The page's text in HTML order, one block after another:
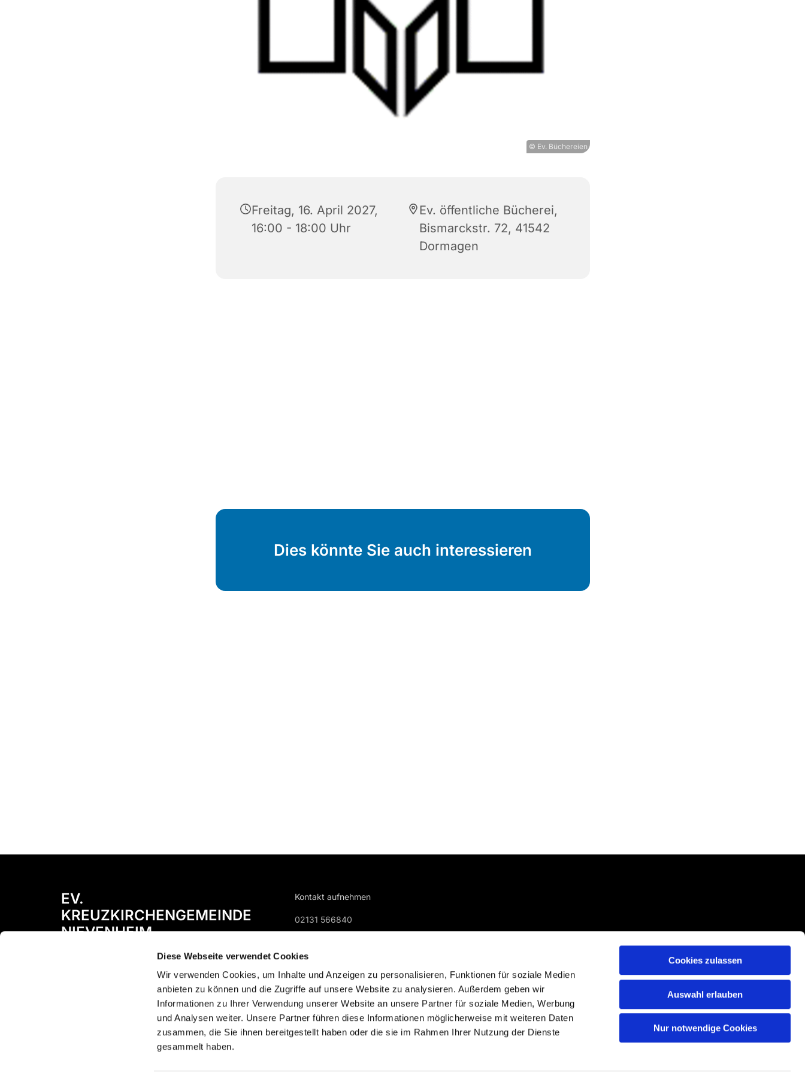
Diese Webseite verwendet Cookies
Wir verwenden Cookies, um Inhalte und Anzeigen zu personalisieren, Funktionen für soziale Medien
anbieten zu können und die Zugriffe auf unsere Website zu analysieren. Außerdem geben wir
Informationen zu Ihrer Verwendung unserer Website an unsere Partner für soziale Medien, Werbung
und Analysen weiter. Unsere Partner führen diese Informationen möglicherweise mit weiteren Daten
zusammen, die Sie ihnen bereitgestellt haben oder die sie im Rahmen Ihrer Nutzung der Dienste
gesammelt haben.
Cookies zulassen
Auswahl erlauben
Nur notwendige Cookies
© Ev. Büchereien
Freitag, 16. April 2027,
16:00 - 18:00 Uhr
Ev. öffentliche Bücherei,
Bismarckstr. 72, 41542
Dormagen
Dies könnte Sie auch interessieren
EV.
KREUZKIRCHENGEMEINDE
NIEVENHEIM
Kontakt aufnehmen
02131 566840
Impressum Datenschutzerklärung ChurchDesk-Login